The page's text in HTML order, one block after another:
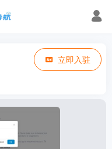
立即入驻